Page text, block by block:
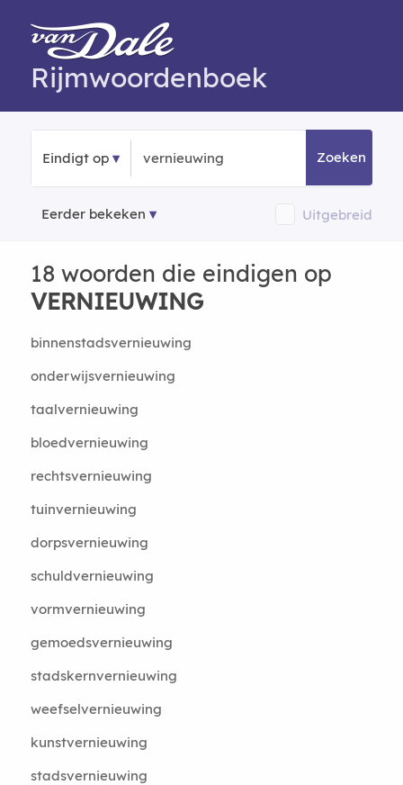
Rijmwoordenboek
Eindigt op Zoeken
Eerder bekeken Uitgebreid
18 woorden die eindigen op
VERNIEUWING
binnenstadsvernieuwing
onderwijsvernieuwing
taalvernieuwing
bloedvernieuwing
rechtsvernieuwing
tuinvernieuwing
dorpsvernieuwing
schuldvernieuwing
vormvernieuwing
gemoedsvernieuwing
stadskernvernieuwing
weefselvernieuwing
kunstvernieuwing
stadsvernieuwing